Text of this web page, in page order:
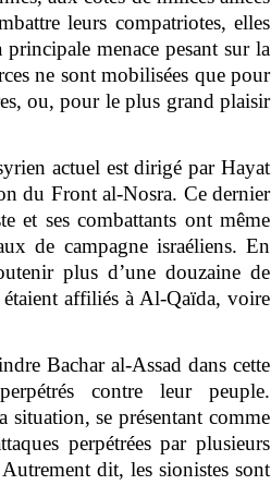
leurs compatriotes, elles
menace pesant sur la
ne sont mobilisées que pour
ou, pour le plus grand plaisir
actuel est dirigé par Hayat
du Front al-Nosra. Ce dernier
et ses combattants ont même
de campagne israéliens. En
plus d’une douzaine de
affiliés à Al-Qaïda, voire
Bachar al-Assad dans cette
contre leur peuple.
situation, se présentant comme
perpétrées par plusieurs
dit, les sionistes sont